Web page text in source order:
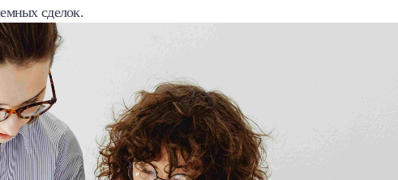
сделок.